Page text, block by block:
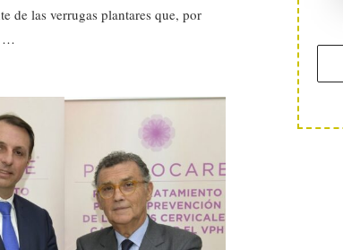
de las verrugas plantares que, por
…